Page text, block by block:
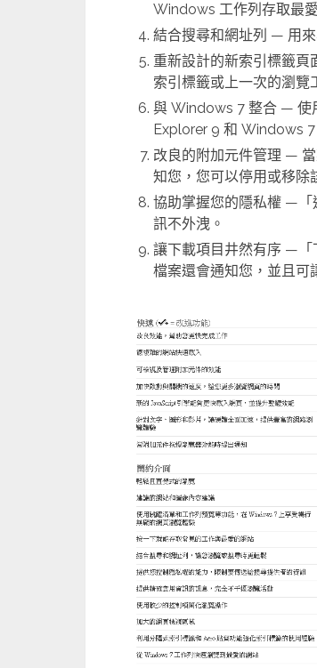
Windows 工作列存取最
結合搜尋和網址列 — 用
重新設計的新索引標籤
索引標籤或上一次的瀏覽
與 Windows 7 整合 — 使
Explorer 9 和 Windows
改良的附加元件管理 —
知您，您可以停用或移除
協助掌握您的隱私權 —「
訊不外洩。
讓下載項目井然有序 —「
檔案還會通知您，並且可